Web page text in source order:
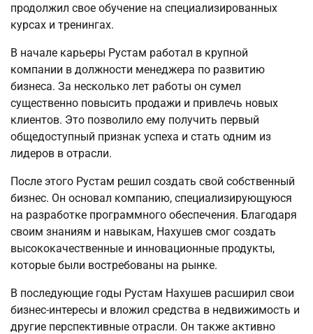
продолжил свое обучение на специализированных
курсах и тренингах.
В начале карьеры Рустам работал в крупной
компании в должности менеджера по развитию
бизнеса. За несколько лет работы он сумел
существенно повысить продажи и привлечь новых
клиентов. Это позволило ему получить первый
общедоступный признак успеха и стать одним из
лидеров в отрасли.
После этого Рустам решил создать свой собственный
бизнес. Он основал компанию, специализирующуюся
на разработке программного обеспечения. Благодаря
своим знаниям и навыкам, Нахушев смог создать
высококачественные и инновационные продукты,
которые были востребованы на рынке.
В последующие годы Рустам Нахушев расширил свои
бизнес-интересы и вложил средства в недвижимость и
другие перспективные отрасли. Он также активно